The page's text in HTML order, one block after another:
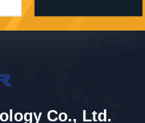
Co., Ltd.